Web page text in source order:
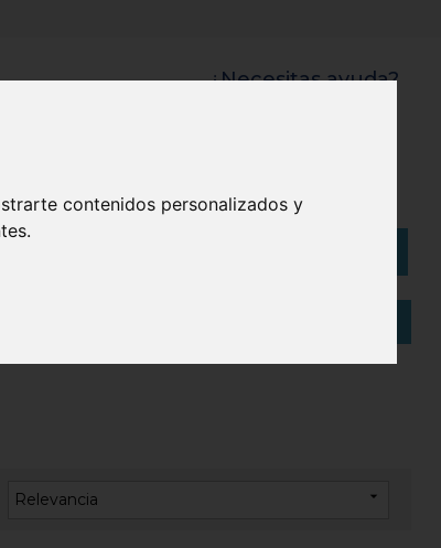
contenidos personalizados y
¿Necesitas ayuda?
Relevancia 